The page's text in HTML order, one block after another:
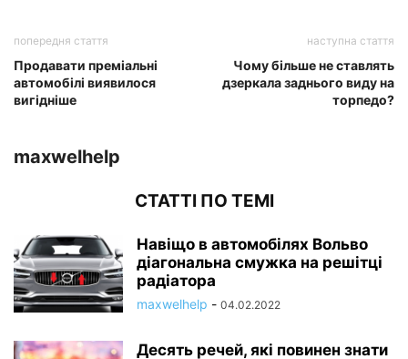
попередня стаття
Продавати преміальні
автомобілі виявилося
вигідніше
наступна стаття
Чому більше не ставлять
дзеркала заднього виду на
торпедо?
maxwelhelp
СТАТТІ ПО ТЕМІ
Навіщо в автомобілях Вольво
діагональна смужка на решітці
радіатора
maxwelhelp - 04.02.2022
Десять речей, які повинен знати